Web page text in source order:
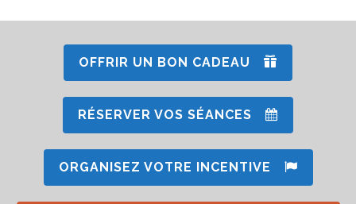
OFFRIR UN BON CADEAU
RÉSERVER VOS SÉANCES
ORGANISEZ VOTRE INCENTIVE